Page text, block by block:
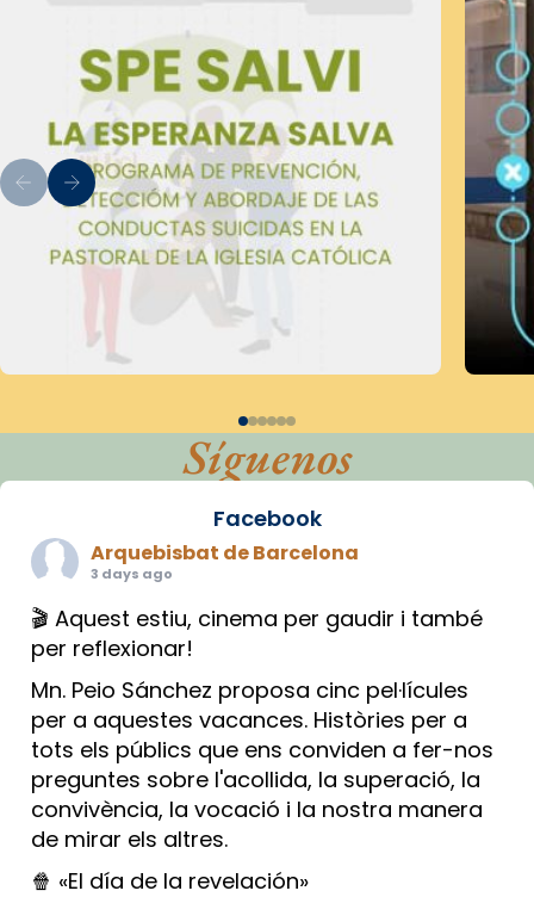
Síguenos
Facebook
Arquebisbat de Barcelona
3 days ago
🎬 Aquest estiu, cinema per gaudir i també
per reflexionar!
Mn. Peio Sánchez proposa cinc pel·lícules
per a aquestes vacances. Històries per a
tots els públics que ens conviden a fer-nos
preguntes sobre l'acollida, la superació, la
convivència, la vocació i la nostra manera
de mirar els altres.
🍿 «El día de la revelación»